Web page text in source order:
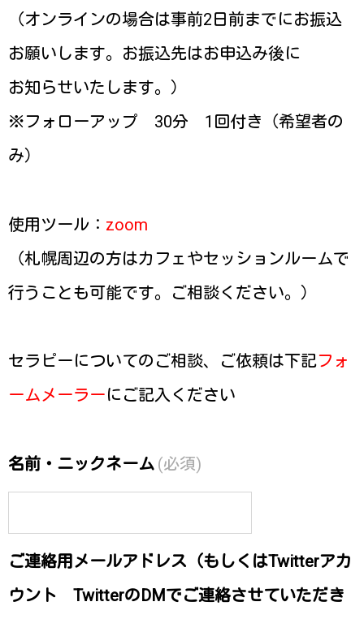
（オンラインの場合は事前2日前までにお振込
お願いします。お振込先はお申込み後に
お知らせいたします。）
※フォローアップ 30分 1回付き（希望者の
み）
使用ツール： zoom
（札幌周辺の方はカフェやセッションルームで
行うことも可能です。ご相談ください。）
セラピーについてのご相談、ご依頼は下記フォ
ームメーラーにご記入ください
名前・ニックネーム (必須)
ご連絡用メールアドレス（もしくはTwitterアカ
ウント TwitterのDMでご連絡させていただき